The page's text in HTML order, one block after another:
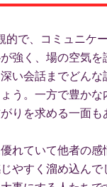
的で、コミュニケ
強く、場の空気を
い会話までどんな
う。一方で豊か
りを求める一面も
れていて他者の感
やすく溜め込んで